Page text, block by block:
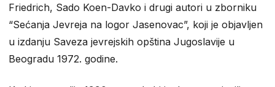
Friedrich, Sado Koen-Davko i drugi autori u zborniku
“Sećanja Jevreja na logor Jasenovac”, koji je objavljen
u izdanju Saveza jevrejskih opština Jugoslavije u
Beogradu 1972. godine.